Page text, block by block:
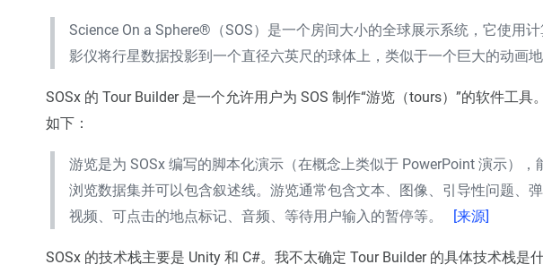
Science On a Sphere®（SOS）是一个房间大小的全球展示系统，它使用
影仪将行星数据投影到一个直径六英尺的球体上，类似于一个巨大的动画
SOSx 的 Tour Builder 是一个允许用户为 SOS 制作“游览（tours）”的软件工具
如下：
游览是为 SOSx 编写的脚本化演示（在概念上类似于 PowerPoint 演示），
浏览数据集并可以包含叙述线。游览通常包含文本、图像、引导性问题、弹
视频、可点击的地点标记、音频、等待用户输入的暂停等。
[来源]
SOSx 的技术栈主要是 Unity 和 C#。我不太确定 Tour Builder 的具体技术栈是